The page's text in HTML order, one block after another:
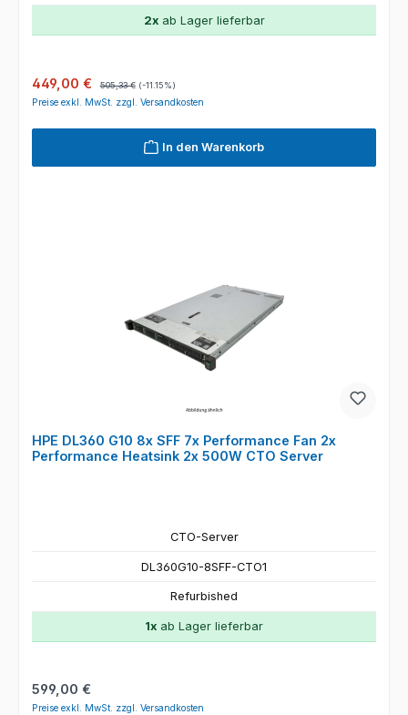
2xab Lager lieferbar
Verkaufspreis:
449,00 € 505,33 € (-11.15%)
Preise exkl. MwSt. zzgl. Versandkosten
In den Warenkorb
HPE DL360 G10 8x SFF 7x Performance Fan 2x
Performance Heatsink 2x 500W CTO Server
CTO-Server
DL360G10-8SFF-CTO1
Refurbished
1x ab Lager lieferbar
Regulärer Preis:
599,00 €
Preise exkl. MwSt. zzgl. Versandkosten